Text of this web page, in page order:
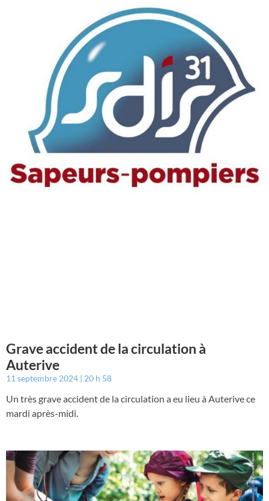
Grave accident de la circulation à
Auterive
11 septembre 2024 20 h 58
Un très grave accident de la circulation a eu lieu à Auterive ce
mardi après-midi.